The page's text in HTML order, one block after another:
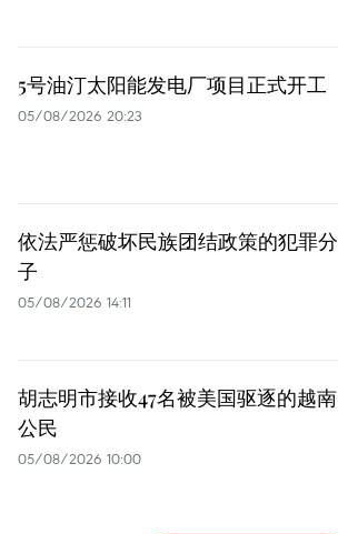
5号油汀太阳能发电厂项目正式开工
05/08/2026 20:23
依法严惩破坏民族团结政策的犯罪分
子
05/08/2026 14:11
胡志明市接收47名被美国驱逐的越南
公民
05/08/2026 10:00